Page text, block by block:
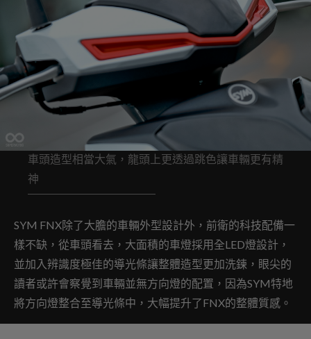
車頭造型相當大氣，龍頭上更透過跳色讓車輛更有精
神
SYM FNX除了大膽的車輛外型設計外，前衛的科技配備一
樣不缺，從車頭看去，大面積的車燈採用全LED燈設計，
並加入辨識度極佳的導光條讓整體造型更加洗鍊，眼尖的
讀者或許會察覺到車輛並無方向燈的配置，因為SYM特地
將方向燈整合至導光條中，大幅提升了FNX的整體質感。